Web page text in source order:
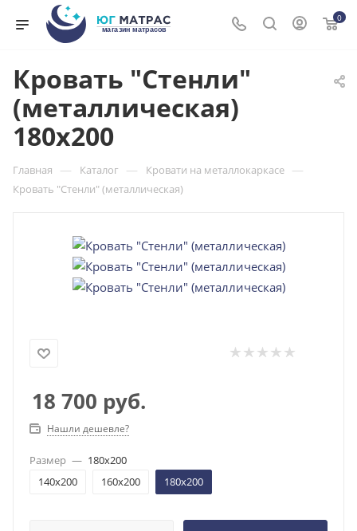
0
Кровать "Стенли"
(металлическая)
180x200
Главная — Каталог — Кровати на металлокаркасе —
Кровать "Стенли" (металлическая)
18 700 руб.
Нашли дешевле?
Размер — 180x200
140x200
160x200 180x200